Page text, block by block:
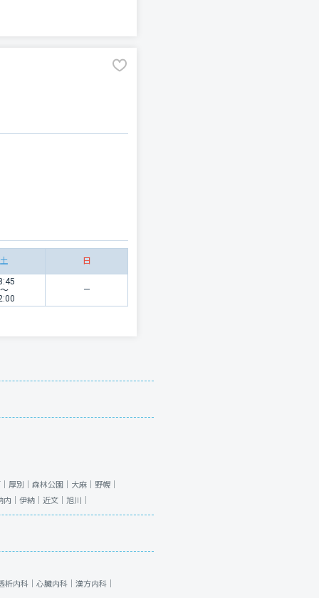
土 日
〜
厚別｜ 森林公園｜ 大麻｜ 野幌｜
内｜ 伊納｜ 近文｜ 旭川｜
析内科｜ 心臓内科｜ 漢方内科｜